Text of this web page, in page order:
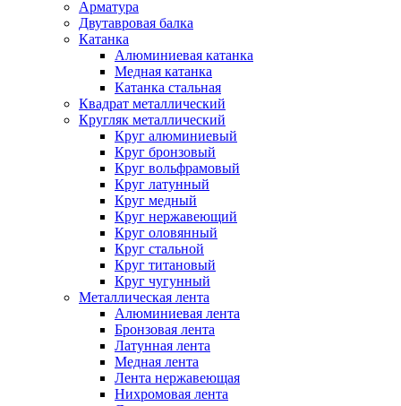
Арматура
Двутавровая балка
Катанка
Алюминиевая катанка
Медная катанка
Катанка стальная
Квадрат металлический
Кругляк металлический
Круг алюминиевый
Круг бронзовый
Круг вольфрамовый
Круг латунный
Круг медный
Круг нержавеющий
Круг оловянный
Круг стальной
Круг титановый
Круг чугунный
Металлическая лента
Алюминиевая лента
Бронзовая лента
Латунная лента
Медная лента
Лента нержавеющая
Нихромовая лента